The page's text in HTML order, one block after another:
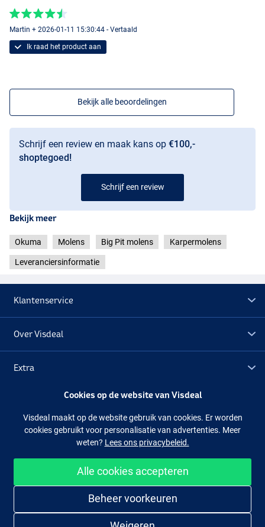
Martin + 2026-01-11 15:30:44 - Vertaald
Ik raad het product aan
Bekijk alle beoordelingen
Schrijf een review en maak kans op €100,-
shoptegoed!
Schrijf een review
Bekijk meer
Okuma Molens Big Pit molens Karpermolens
Leveranciersinformatie
Klantenservice
Over Visdeal
Extra
Facebook Instagram
Makkelijk en veilig shoppen
Cookies op de website van Visdeal
Visdeal maakt op de website gebruik van cookies. Er worden
cookies gebruikt voor personalisatie van advertenties. Meer
weten? Lees ons privacybeleid.
Alle cookies accepteren
Beheer voorkeuren